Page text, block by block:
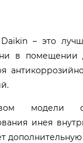
– это
в
модели
инея